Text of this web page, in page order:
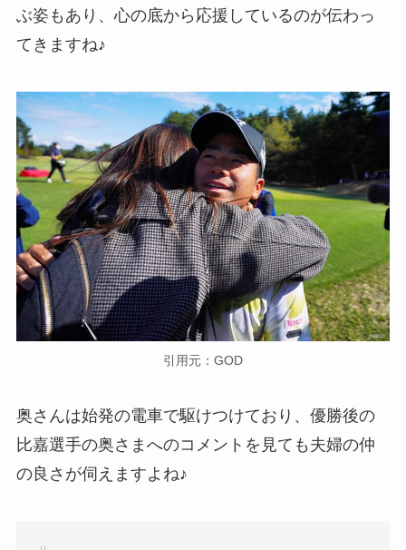
ぶ姿もあり、心の底から応援しているのが伝わっ
てきますね♪
引用元：GOD
奥さんは始発の電車で駆けつけており、優勝後の
比嘉選手の奥さまへのコメントを見ても夫婦の仲
の良さが伺えますよね♪